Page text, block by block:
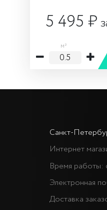
5 495 ₽
м²
Санкт-
Интернет
Время работы:
Электронная
Доставка